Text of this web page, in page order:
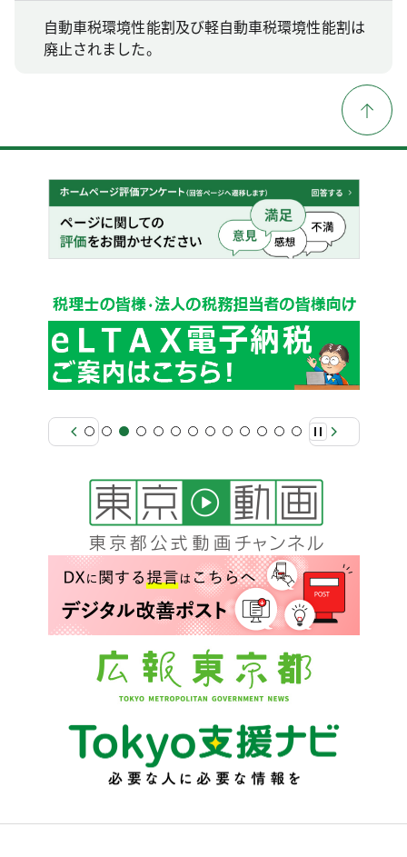
自動車税環境性能割及び軽自動車税環境性能割は
廃止されました。